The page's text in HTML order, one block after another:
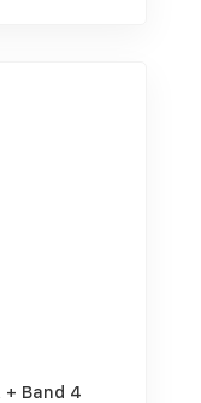
+ Band 4